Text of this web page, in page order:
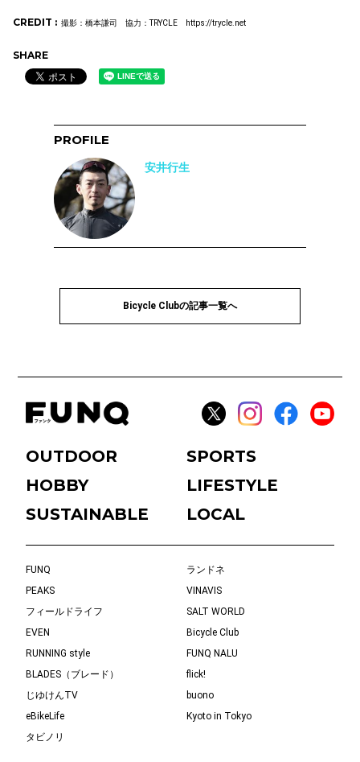
CREDIT : 撮影：橋本謙司 協力：TRYCLE https://trycle.net
SHARE
PROFILE
安井行生
Bicycle Clubの記事一覧へ
OUTDOOR
SPORTS
HOBBY
LIFESTYLE
SUSTAINABLE
LOCAL
FUNQ
ランドネ
PEAKS
VINAVIS
フィールドライフ
SALT WORLD
EVEN
Bicycle Club
RUNNING style
FUNQ NALU
BLADES（ブレード）
flick!
じゆけんTV
buono
eBikeLife
Kyoto in Tokyo
タビノリ